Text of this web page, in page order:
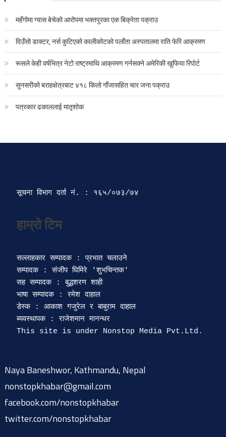
महँगोमा ग्यास बेचेको आरोपमा भक्तपुरका एक बिक्रेता पक्राउ
दिउँसो डाक्टर, नर्स कुटिएको कालीकोटको पलाँता अस्पतालमा राति फेरि आक्रमण
रूसले केही वर्षभित्र नेटो राष्ट्रमाथि आक्रमण गर्नसक्ने अमेरिकी खुफिया रिपोर्ट
सुनसरीको बराहक्षेत्रबाट ४१८ किलो गाँजासहित चार जना पक्राउ
पत्रकार ढकाललाई मातृशोक
सूचना विभाग दर्ता‍ नं. : १६५/०७३/७४
हाम्रो टिम
सल्लाहकार सम्पादक : प्रभात चलाउने
सम्पादक : संजीप घिमिरे 'शुभचिन्तक'
सह सम्पादक : बुद्धशरण शाही
भाषा सम्पादक : रमेश दाहाल
डेस्क : आकाश गजुरेल र बाबुराम दाहाल
ब्यवस्थापक : राजेशमान मानन्धर
Naya Baneshwor, Kathmandu, Nepal
nonstopkhabar@gmail.com
facebook.com/nonstopkhabar
twitter.com/nonstopkhabar